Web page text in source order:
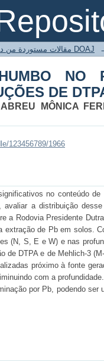
NO
مقالات مستوردة من دليل الدوريات مفتوحة المصدر DOAJ
NO
DE
MÔNICA
123456789/1966
no conteúdo
avaliar a distribuição
a Rodovia Presidente
extração de Pb em solos.
(N, S, E e W) e nas
de DTPA e de Mehlich-3
próximo à fonte
com a
por Pb, podendo ser